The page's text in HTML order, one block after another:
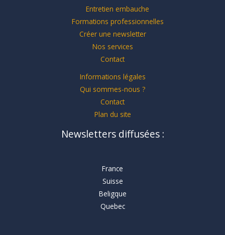
Entretien embauche
Formations professionnelles
Créer une newsletter
Nos services
Contact
Informations légales
Qui sommes-nous ?
Contact
Plan du site
Newsletters diffusées :
France
Suisse
Beligque
Quebec